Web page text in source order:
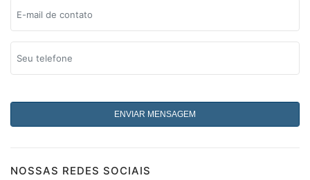
ENVIAR MENSAGEM
NOSSAS REDES SOCIAIS